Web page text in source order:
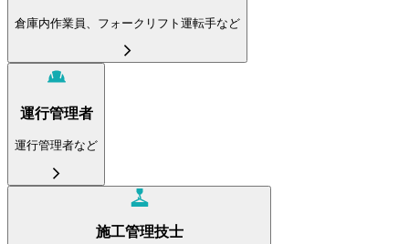
倉庫内作業員、フォークリフト運転手など
運行管理者
運行管理者など
施工管理技士